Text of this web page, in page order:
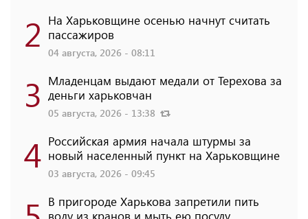
2 На Харьковщине осенью начнут считать
пассажиров
04 августа, 2026 - 08:11
3 Младенцам выдают медали от Терехова за
деньги харьковчан
05 августа, 2026 - 13:38
4 Российская армия начала штурмы за
новый населенный пункт на Харьковщине
03 августа, 2026 - 09:45
В пригороде Харькова запретили пить
воду из кранов и мыть ею посуду